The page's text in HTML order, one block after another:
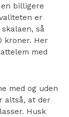
billigere
er
så
kroner. Her
med
med og uden
altså, at der
Husk